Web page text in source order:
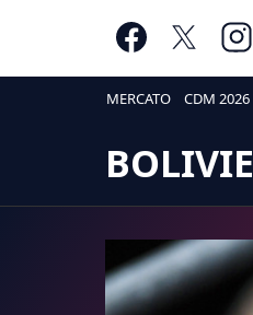
MERCATO CDM 2026
BOLIVIE